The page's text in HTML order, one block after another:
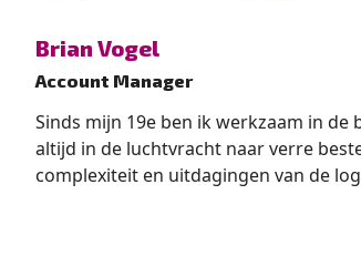
Brian Vogel
Account Manager
Sinds mijn 19e ben ik werkzaam in
altijd in de luchtvracht naar verre
complexiteit en uitdagingen van de